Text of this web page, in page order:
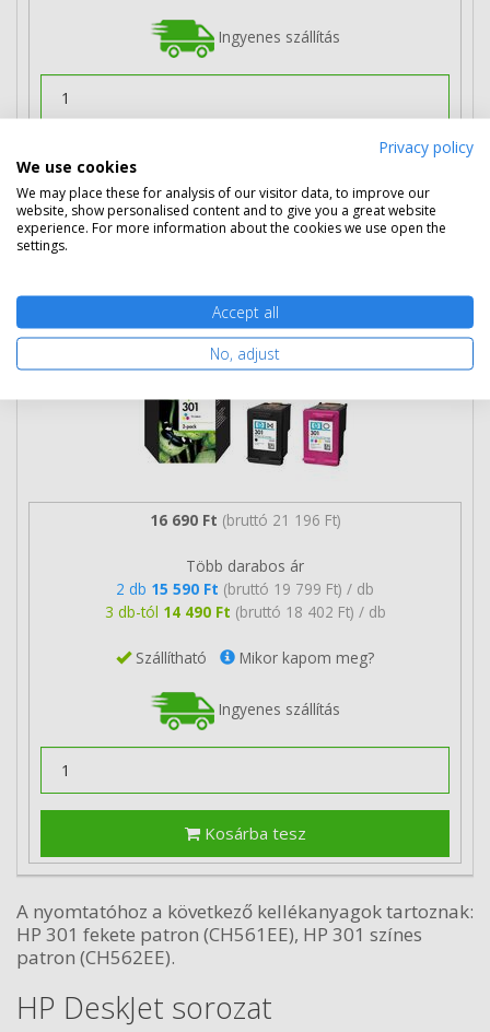
Ingyenes szállítás
HP 301 multipack, fekete és színes
16 690 Ft (bruttó 21 196 Ft)
Több darabos ár
2 db 15 590 Ft (bruttó 19 799 Ft) / db
3 db-tól 14 490 Ft (bruttó 18 402 Ft) / db
Szállítható Mikor kapom meg?
Ingyenes szállítás
Kosárba tesz
A nyomtatóhoz a következő kellékanyagok tartoznak:
HP 301 fekete patron (CH561EE), HP 301 színes
patron (CH562EE).
HP DeskJet sorozat
Privacy policy
We use cookies
We may place these for analysis of our visitor data, to improve our
website, show personalised content and to give you a great website
experience. For more information about the cookies we use open the
settings.
Accept all
No, adjust